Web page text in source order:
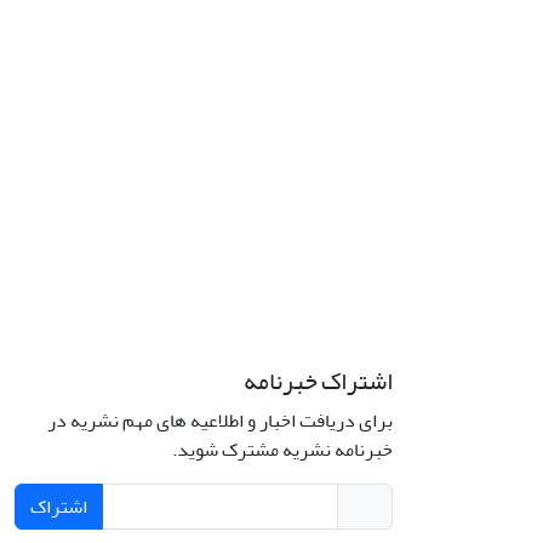
اشتراک خبرنامه
برای دریافت اخبار و اطلاعیه های مهم نشریه در
خبرنامه نشریه مشترک شوید.
اشتراک